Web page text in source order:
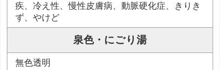
疾、冷え性、慢性皮膚病、動脈硬化症、きりき
ず、やけど
泉色・にごり湯
無色透明